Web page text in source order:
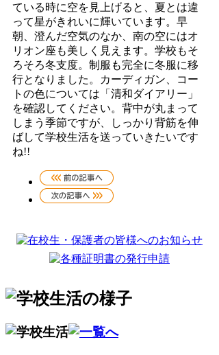
ている時に空を見上げると、夏とは違
って星がきれいに輝いています。早
朝、澄んだ空気のなか、南の空にはオ
リオン座も美しく見えます。学校もそ
ろそろ冬支度。制服も完全に冬服に移
行となりました。カーディガン、コー
トの色については「清和ダイアリー」
を確認してください。背中が丸まって
しまう季節ですが、しっかり背筋を伸
ばして学校生活を送っていきたいです
ね!!